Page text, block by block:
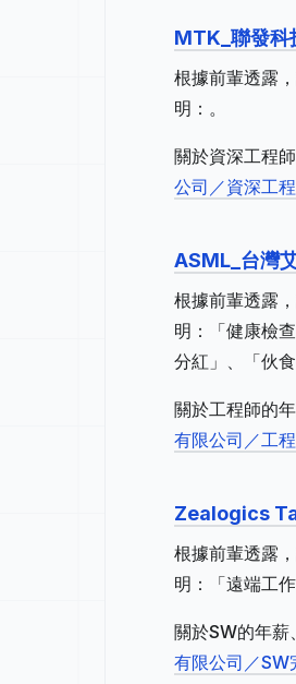
MTK_聯發科
根據前輩透露
明：。
關於資深工程
公司／資深工
ASML_台灣
根據前輩透露
明：「健康檢
分紅」、「伙
關於工程師的
有限公司／工
Zealogics
根據前輩透露
明：「遠端工
關於SW的年薪
有限公司／SW